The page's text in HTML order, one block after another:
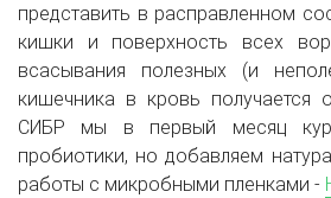
представить в расправленном
кишки и поверхность всех
всасывания полезных (и
кишечника в кровь получается
СИБР мы в первый месяц
пробиотики, но добавляем
работы с микробными пленками -